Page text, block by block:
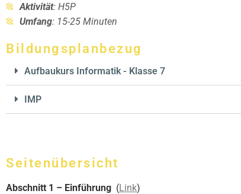
Aktivität: H5P
Umfang: 15-25 Minuten
Bildungsplanbezug
Aufbaukurs Informatik - Klasse 7
IMP
Seitenübersicht
Abschnitt 1 – Einführung (Link)